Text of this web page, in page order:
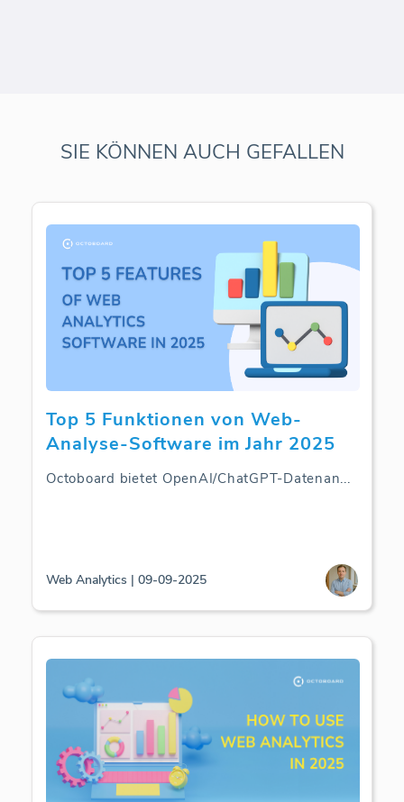
SIE KÖNNEN AUCH GEFALLEN
Top 5 Funktionen von Web-
Analyse-Software im Jahr 2025
Octoboard bietet OpenAI/ChatGPT-Datenan...
Web Analytics | 09-09-2025